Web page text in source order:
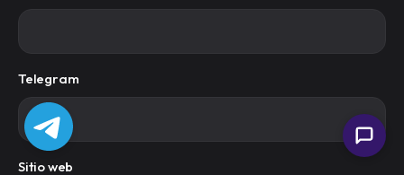
Telegram
Sitio web